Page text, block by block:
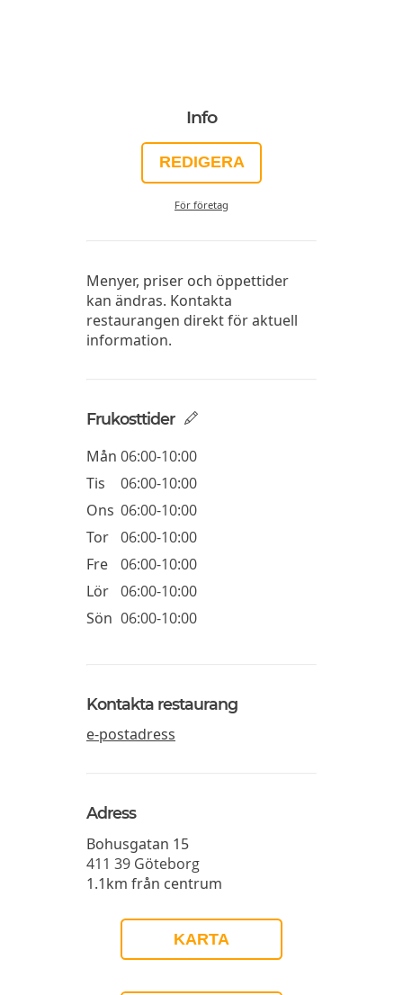
Info
REDIGERA
För företag
Menyer, priser och öppettider
kan ändras. Kontakta
restaurangen direkt för aktuell
information.
Frukosttider
Mån 06:00-10:00
Tis
06:00-10:00
Ons 06:00-10:00
Tor 06:00-10:00
Fre
06:00-10:00
Lör 06:00-10:00
Sön 06:00-10:00
Kontakta restaurang
e-postadress
Adress
Bohusgatan 15
411 39 Göteborg
1.1km från centrum
KARTA